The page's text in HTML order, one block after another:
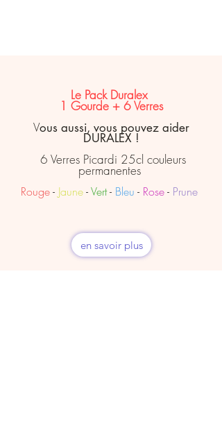
Le Pack Duralex
1 Gourde + 6 Verres
Vous aussi, vous pouvez aider
DURALEX !
6 Verres Picardi 25cl couleurs
permanentes
Rouge- Jaune-Vert- Bleu - Rose- Prune
en savoir plus